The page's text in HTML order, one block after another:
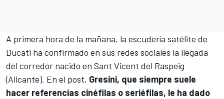
A primera hora de la mañana, la escudería satélite de
Ducati ha confirmado en sus redes sociales la llegada
del corredor nacido en Sant Vicent del Raspeig
(Alicante). En el post, Gresini, que siempre suele
hacer referencias cinéfilas o seriéfilas, le ha dado